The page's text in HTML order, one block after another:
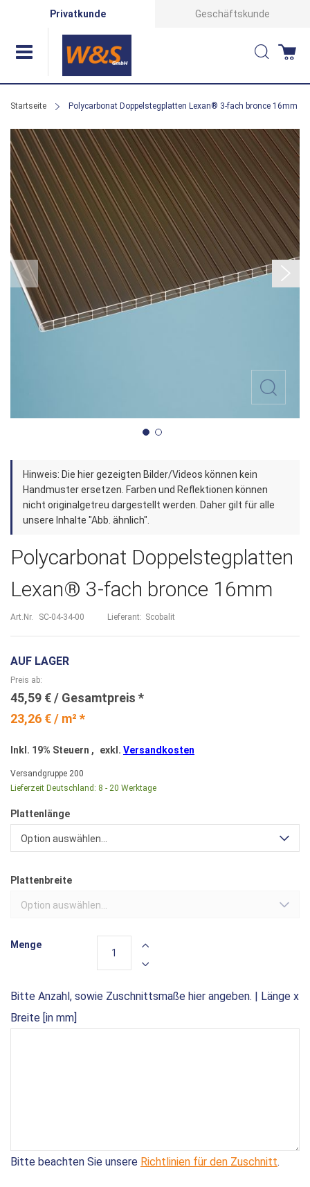
Privatkunde Geschäftskunde
Suche
Startseite Polycarbonat Doppelstegplatten Lexan® 3-fach bronce 16mm
Zum
Ende
der
Bildergalerie
springen
Zum
Anfang
der
Bildergalerie
Hinweis: Die hier gezeigten Bilder/Videos können kein
Handmuster ersetzen. Farben und Reflektionen können
nicht originalgetreu dargestellt werden. Daher gilt für alle
unsere Inhalte "Abb. ähnlich".
Polycarbonat Doppelstegplatten
Lexan® 3-fach bronce 16mm
Art.Nr. SC-04-34-00 Lieferant: Scobalit
AUF LAGER
23,26 € / m² *
Preis ab
45,59 €
Inkl. 19% Steuern , exkl. Versandkosten
Versandgruppe 200
Lieferzeit Deutschland: 8 - 20 Werktage
Plattenlänge
Option auswählen...
Plattenbreite
Option auswählen...
Bitte Anzahl, sowie Zuschnittsmaße hier angeben. | Länge x
Breite [in mm]
Bitte beachten Sie unsere Richtlinien für den Zuschnitt.
Menge